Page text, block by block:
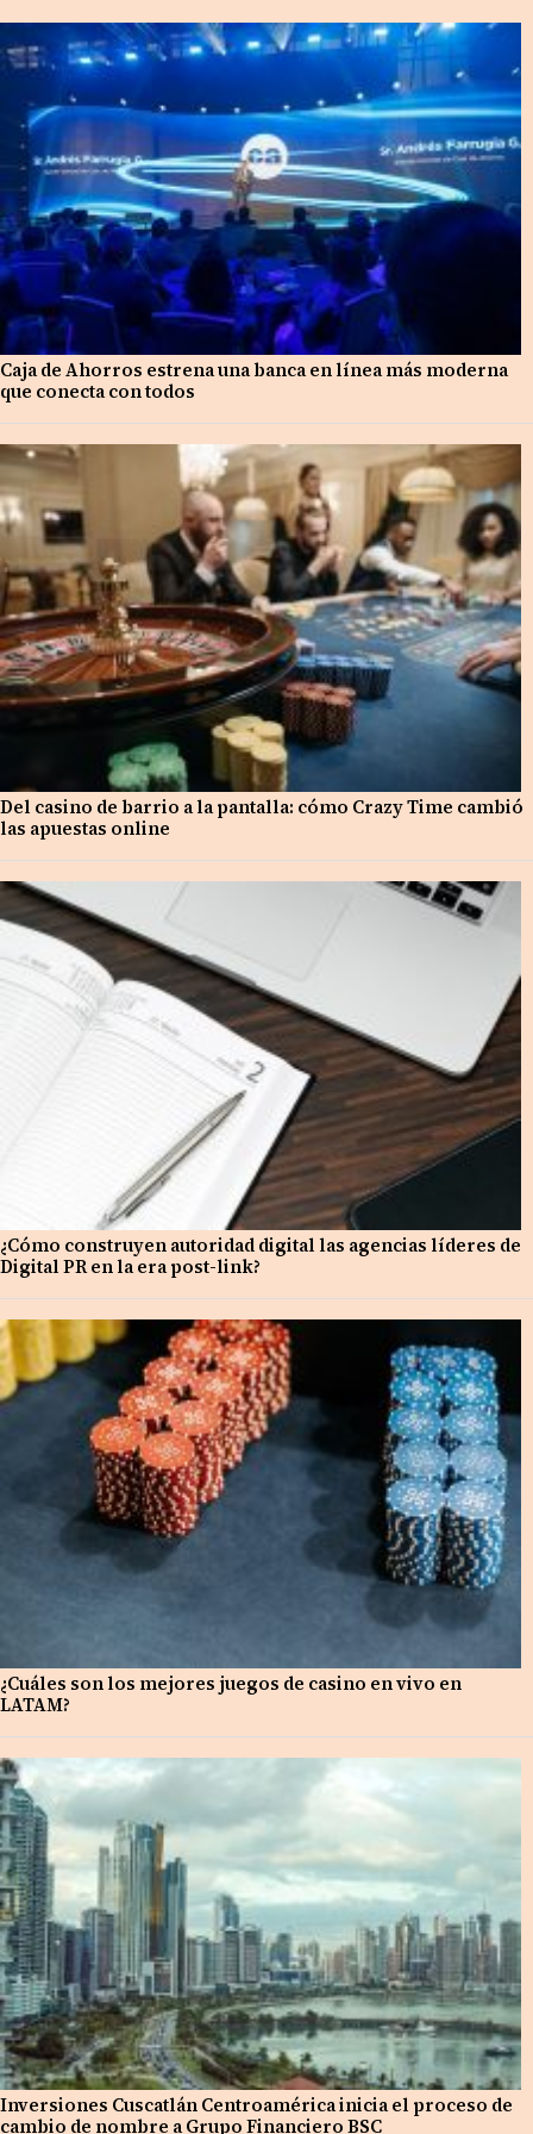
Caja de Ahorros estrena una banca en línea más moderna
que conecta con todos
Del casino de barrio a la pantalla: cómo Crazy Time cambió
las apuestas online
¿Cómo construyen autoridad digital las agencias líderes de
Digital PR en la era post-link?
¿Cuáles son los mejores juegos de casino en vivo en
LATAM?
Inversiones Cuscatlán Centroamérica inicia el proceso de
cambio de nombre a Grupo Financiero BSC